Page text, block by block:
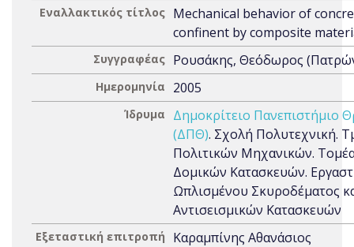
Εναλλακτικός τίτλος Mechanical behavior of
confinent by composite
Συγγραφέας Ρουσάκης, Θεόδωρος
Ημερομηνία 2005
Ίδρυμα
Δημοκρίτειο Πανεπιστήμιο
(ΔΠΘ). Σχολή Πολυτεχνική.
Πολιτικών Μηχανικών.
Δομικών Κατασκευών.
Ωπλισμένου Σκυροδέματος
Αντισεισμικών Κατασκευών
Εξεταστική επιτροπή
Καραμπίνης Αθανάσιος